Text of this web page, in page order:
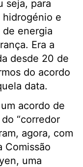
seja, para
hidrogénio e
energia
Era a
desde 20 de
do acordo
data.
acordo de
“corredor
agora, com
Comissão
uma